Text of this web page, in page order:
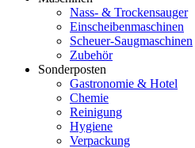
Nass- & Trockensauger
Einscheibenmaschinen
Scheuer-Saugmaschinen
Zubehör
Sonderposten
Gastronomie & Hotel
Chemie
Reinigung
Hygiene
Verpackung